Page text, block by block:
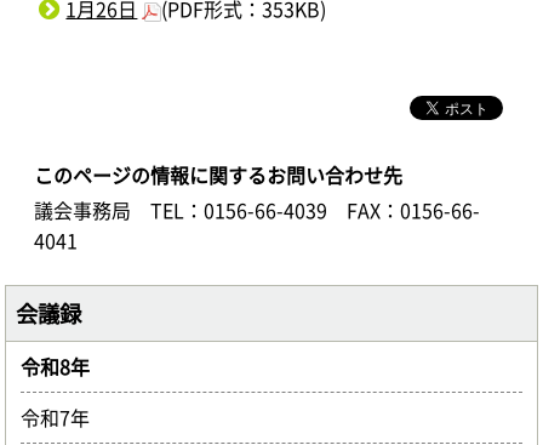
1月26日 (PDF形式：353KB)
このページの情報に関するお問い合わせ先
議会事務局
TEL：0156-66-4039
FAX：0156-66-
4041
会議録
令和8年
令和7年